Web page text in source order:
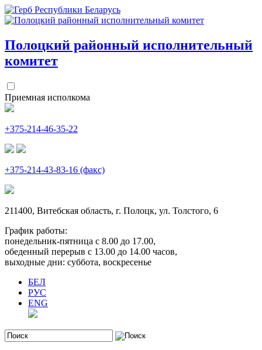
Полоцкий районный исполнительный
комитет
Приемная исполкома
+375-214-46-35-22
+375-214-43-83-16 (факс)
211400, Витебская область, г. Полоцк, ул. Толстого, 6
График работы:
понедельник-пятница с 8.00 до 17.00,
обеденный перерыв с 13.00 до 14.00 часов,
выходные дни: суббота, воскресенье
БЕЛ
РУС
ENG